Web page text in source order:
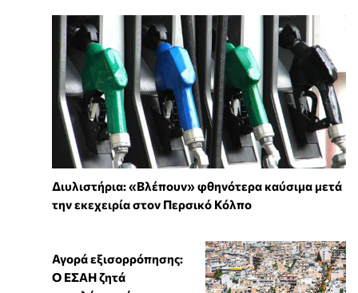
Διυλιστήρια: «Βλέπουν» φθηνότερα καύσιμα μετά
την εκεχειρία στον Περσικό Κόλπο
Αγορά εξισορρόπησης:
Ο ΕΣΑΗ ζητά